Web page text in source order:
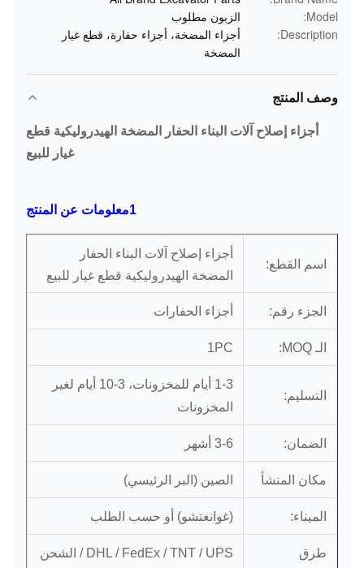
Model:
الزبون مطلوب
Description:
أجزاء المضخة، أجزاء حفارة، قطع غيار
المضخة
وصف المنتج
أجزاء إصلاح آلات البناء الحفار المضخة الهيدروليكية قطع
غيار للبيع
1معلومات عن المنتج
اسم القطع:
أجزاء إصلاح آلات البناء الحفار
المضخة الهيدروليكية قطع غيار للبيع
الجزء رقم: أجزاء الحفارات
الـ MOQ: 1PC
التسليم:
1-3 أيام للمخزونات، 3-10 أيام لغير
المخزونات
الضمان: 3-6 أشهر
مكان المنشأ الصين (البر الرئيسي)
الميناء: (غوانغتشو) أو حسب الطلب
طرق
DHL / FedEx / TNT / UPS / الشحن